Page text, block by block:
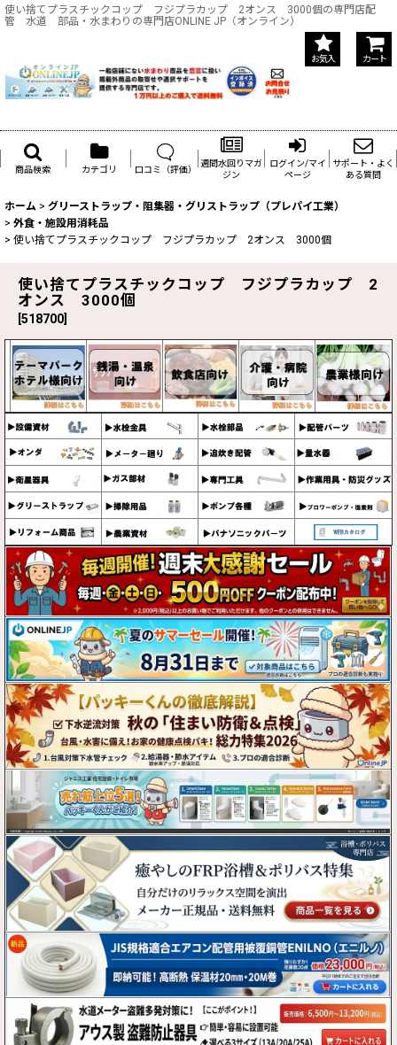
使い捨てプラスチックコップ フジプラカップ 2オンス 3000個の専門店配
管 水道 部品・水まわりの専門店ONLINE JP（オンライン）
お気入 カート
商品検索 カテゴリ 口コミ（評価）
週間水回りマガ
ジン
ログイン/マイ
ページ
サポート・よく
ある質問
ホーム > グリーストラップ・阻集器・グリストラップ（プレパイ工業）
> 外食・施設用消耗品
> 使い捨てプラスチックコップ フジプラカップ 2オンス 3000個
使い捨てプラスチックコップ フジプラカップ 2
オンス 3000個
518700